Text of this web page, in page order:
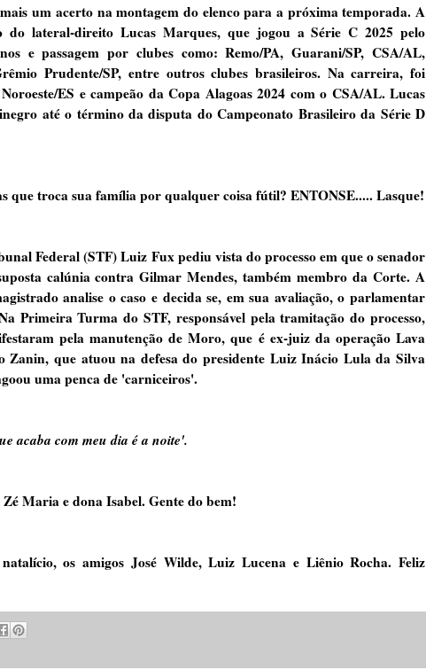
um acerto na montagem do elenco para a próxima temporada. A
do lateral-direito Lucas Marques, que jogou a Série C 2025 pelo
e passagem por clubes como: Remo/PA, Guarani/SP, CSA/AL,
Prudente/SP, entre outros clubes brasileiros. Na carreira, foi
ES e campeão da Copa Alagoas 2024 com o CSA/AL. Lucas
até o término da disputa do Campeonato Brasileiro da Série D
que troca sua família por qualquer coisa fútil? ENTONSE..... Lasque!
Federal (STF) Luiz Fux pediu vista do processo em que o senador
calúnia contra Gilmar Mendes, também membro da Corte. A
analise o caso e decida se, em sua avaliação, o parlamentar
Primeira Turma do STF, responsável pela tramitação do processo,
pela manutenção de Moro, que é ex-juiz da operação Lava
Zanin, que atuou na defesa do presidente Luiz Inácio Lula da Silva
uma penca de 'carniceiros'.
acaba com meu dia é a noite'.
Maria e dona Isabel. Gente do bem!
os amigos José Wilde, Luiz Lucena e Liênio Rocha. Feliz